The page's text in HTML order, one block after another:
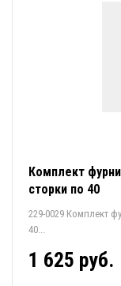
Комплект
сторки по 40
229-0029 Комплект
40...
1 625 руб.